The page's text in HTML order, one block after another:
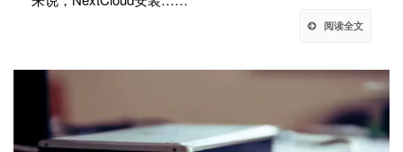
阅读全文